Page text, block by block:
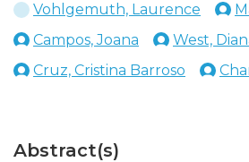
Vohlgemuth, Laurence
Campos, Joana
West,
Cruz, Cristina Barroso
Abstract(s)